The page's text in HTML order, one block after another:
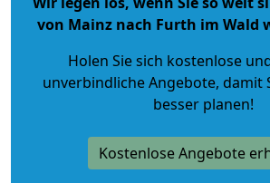
von Mainz nach Furth im Wald
Holen Sie sich kostenlose
unverbindliche Angebote, damit
besser planen!
Kostenlose Angebote